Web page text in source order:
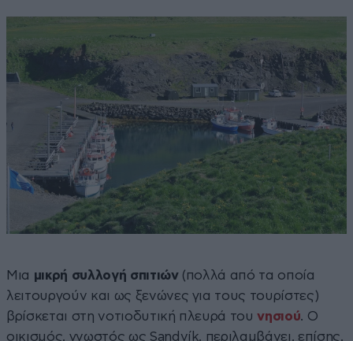
Μια μικρή συλλογή σπιτιών(πολλά από τα οποία
λειτουργούν και ως ξενώνες για τους τουρίστες)
βρίσκεται στη νοτιοδυτική πλευρά τουνησιού. Ο
οικισμός, γνωστός ως Sandvík, περιλαμβάνει, επίσης,